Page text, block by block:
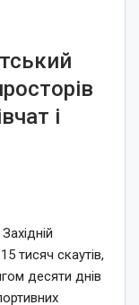
і
тисяч скаутів,
десяти днів